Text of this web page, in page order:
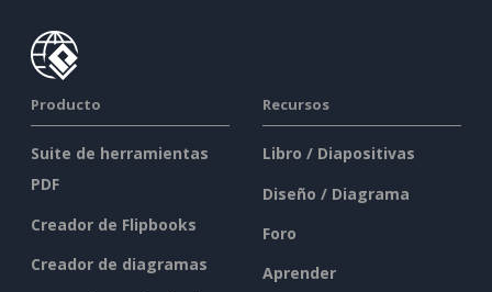
Producto
Suite de herramientas
PDF
Creador de Flipbooks
Creador de diagramas
Recursos
Libro / Diapositivas
Diseño / Diagrama
Foro
Aprender